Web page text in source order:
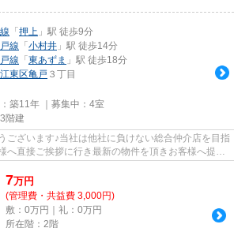
「 押上 」駅 徒歩9分
線 「 小村井 」駅 徒歩14分
線 「 東あずま 」駅 徒歩18分
江東区亀戸 ３丁目
築11年 ｜募集中： 4室
階建
ございます♪当社は他社に負けない総合仲介店を目指
へ直接ご挨拶に行き最新の物件を頂きお客様へ提供
7万円
(管理費・共益費 3,000円)
敷：0万円｜礼：0万円
所在階：2階